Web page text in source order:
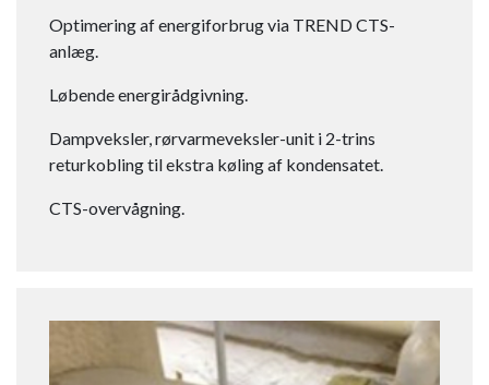
Optimering af energiforbrug via TREND CTS-
anlæg.
Løbende energirådgivning.
Dampveksler, rørvarmeveksler-unit i 2-trins
returkobling til ekstra køling af kondensatet.
CTS-overvågning.​